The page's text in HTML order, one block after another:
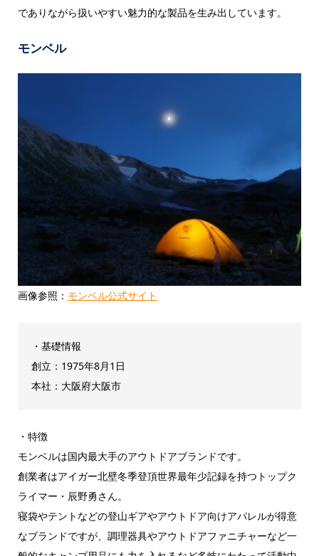
でありながら扱いやすい魅力的な製品を生み出しています。
モンベル
画像参照： モンベル公式サイト
・基礎情報
創立：1975年8月1日
本社：大阪府大阪市
・特徴
モンベルは国内最大手のアウトドアブランドです。
創業者はアイガー北壁冬季登頂世界最年少記録を持つトップク
ライマー・辰野勇さん。
寝袋やテントなどの登山ギアやアウトドア向けアパレルが得意
なブランドですが、調理器具やアウトドアファニチャーなど一